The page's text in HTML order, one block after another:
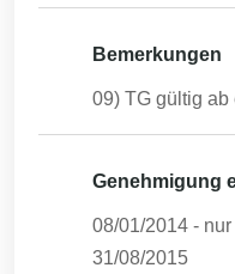
Bemerkungen
09) TG gültig ab
Genehmigung
08/01/2014 -
31/08/2015